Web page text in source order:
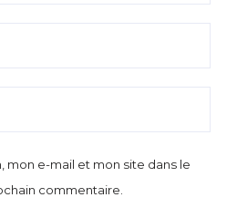
mon e-mail et mon site dans le
commentaire.